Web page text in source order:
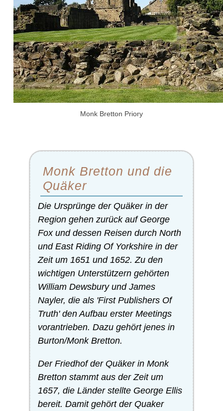
Monk Bretton Priory
Monk Bretton und die
Quäker
Die Ursprünge der Quäker in der
Region gehen zurück auf George
Fox und dessen Reisen durch North
und East Riding Of Yorkshire in der
Zeit um 1651 und 1652. Zu den
wichtigen Unterstützern gehörten
William Dewsbury und James
Nayler, die als 'First Publishers Of
Truth' den Aufbau erster Meetings
vorantrieben. Dazu gehört jenes in
Burton/Monk Bretton.
Der Friedhof der Quäker in Monk
Bretton stammt aus der Zeit um
1657, die Länder stellte George Ellis
bereit. Damit gehört der Quaker